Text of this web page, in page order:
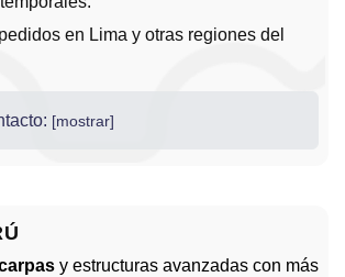
en Lima y otras regiones del
y estructuras avanzadas con más